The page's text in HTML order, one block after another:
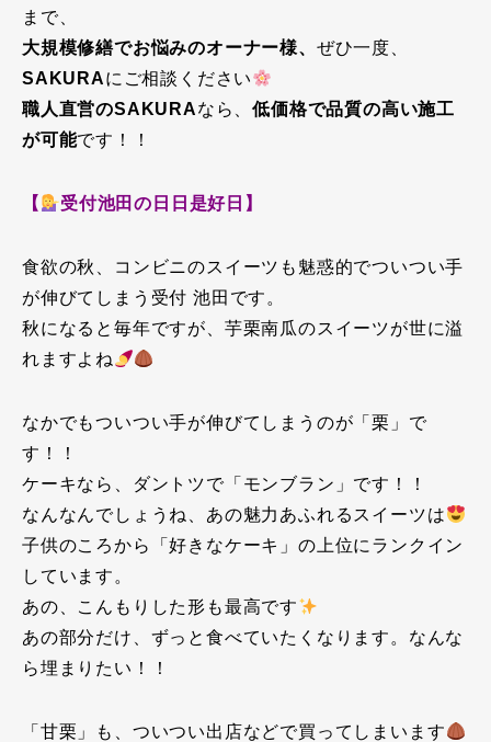
まで、
大規模修繕でお悩みのオーナー様、 ぜひ一度、
SAKURAにご相談ください
職人直営のSAKURAなら、低価格で品質の高い施工
が可能です！！
【 受付池田の日日是好日】
食欲の秋、コンビニのスイーツも魅惑的でついつい手
が伸びてしまう受付 池田です。
秋になると毎年ですが、芋栗南瓜のスイーツが世に溢
れますよね
なかでもついつい手が伸びてしまうのが「栗」で
す！！
ケーキなら、ダントツで「モンブラン」です！！
なんなんでしょうね、あの魅力あふれるスイーツは
子供のころから「好きなケーキ」の上位にランクイン
しています。
あの、こんもりした形も最高です
あの部分だけ、ずっと食べていたくなります。なんな
ら埋まりたい！！
「甘栗」も、ついつい出店などで買ってしまいます